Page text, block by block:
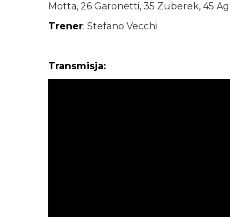
Motta, 26 Garonetti, 35 Zuberek, 45
Trener: Stefano Vecchi
Transmisja: